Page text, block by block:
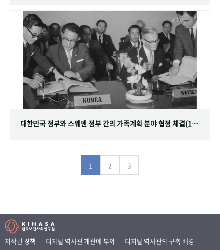
대한민국 정부와 스웨덴 정부 간의 가족계획 분야 협정 체결(1968.07.12)
1 2 3
저작권 정책 디지털 역사관 개관에 부쳐
디지털 역사관의 구축 배경